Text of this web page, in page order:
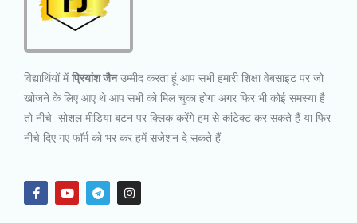
विद्यार्थियों मेंप्रियांश जैनउम्मीद करता हूं आप सभी हमारी शिक्षा वेबसाइट पर जो
खोजने के लिए आए थे आप सभी को मिल चुका होगा अगर फिर भी कोई समस्या है
तो नीचे सोशल मीडिया बटन पर क्लिक करेंगे हम से कांटेक्ट कर सकते हैं या फिर
नीचे दिए गए फॉर्म को भर कर हमें सजेशन दे सकते हैं